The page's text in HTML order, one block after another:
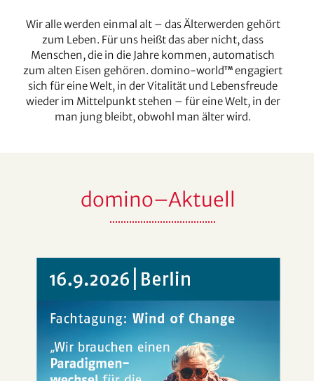
Wir alle werden einmal alt – das Älterwerden gehört
zum Leben. Für uns heißt das aber nicht, dass
Menschen, die in die Jahre kommen, automatisch
zum alten Eisen gehören. domino-worldTM engagiert
sich für eine Welt, in der Vitalität und Lebensfreude
wieder im Mittelpunkt stehen – für eine Welt, in der
man jung bleibt, obwohl man älter wird.
domino–Aktuell